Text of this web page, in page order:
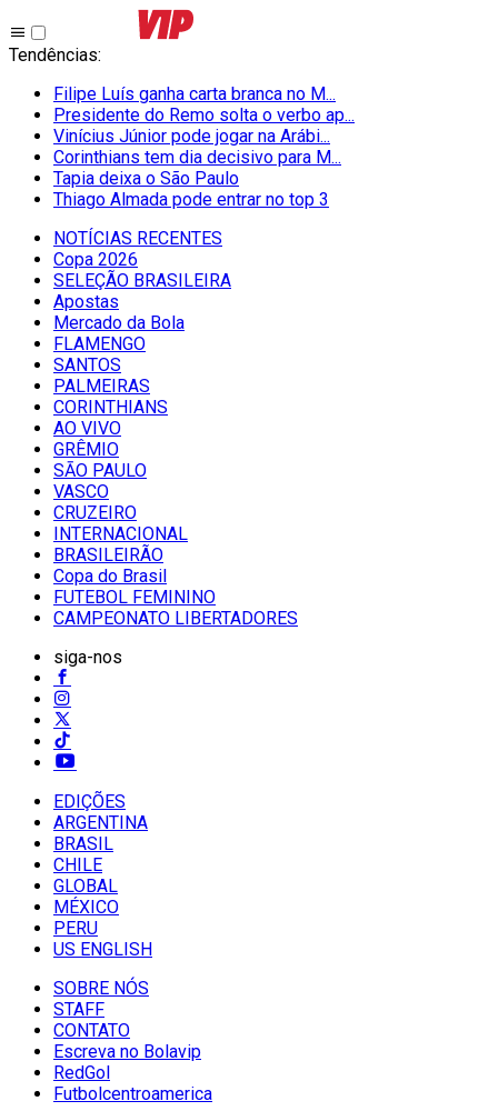
Tendências:
Filipe Luís ganha carta branca no M...
Presidente do Remo solta o verbo ap...
Vinícius Júnior pode jogar na Arábi...
Corinthians tem dia decisivo para M...
Tapia deixa o São Paulo
Thiago Almada pode entrar no top 3
NOTÍCIAS RECENTES
Copa 2026
SELEÇÃO BRASILEIRA
Apostas
Mercado da Bola
FLAMENGO
SANTOS
PALMEIRAS
CORINTHIANS
AO VIVO
GRÊMIO
SĀO PAULO
VASCO
CRUZEIRO
INTERNACIONAL
BRASILEIRÃO
Copa do Brasil
FUTEBOL FEMININO
CAMPEONATO LIBERTADORES
siga-nos
EDIÇÕES
ARGENTINA
BRASIL
CHILE
GLOBAL
MÉXICO
PERU
US ENGLISH
SOBRE NÓS
STAFF
CONTATO
Escreva no Bolavip
RedGol
Futbolcentroamerica